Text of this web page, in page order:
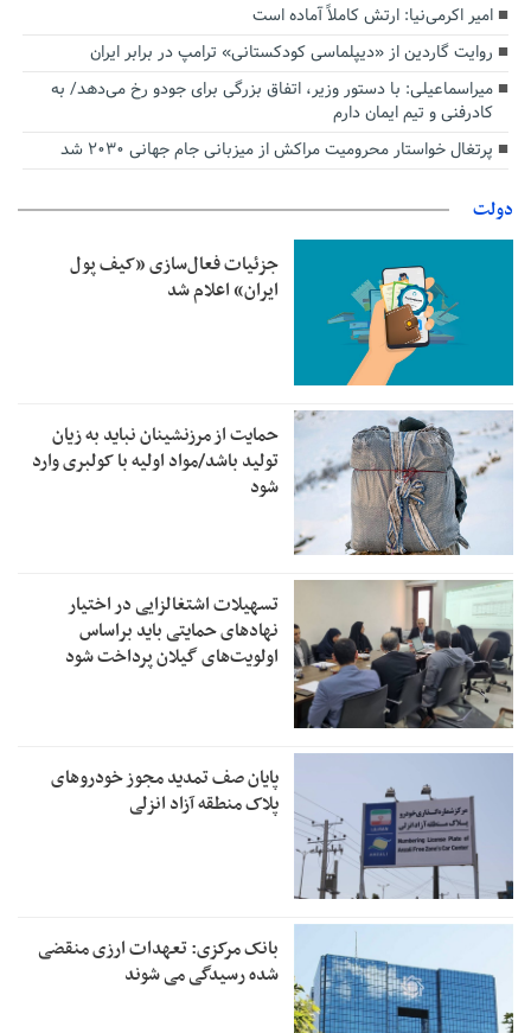
امیر اکرمی‌نیا: ارتش کاملاً آماده است
روایت گاردین از «دیپلماسی کودکستانی» ترامپ در برابر ایران
میراسماعیلی: با دستور وزیر، اتفاق بزرگی برای جودو رخ می‌دهد/ به
کادرفنی و تیم ایمان دارم
پرتغال خواستار محرومیت مراکش از میزبانی جام جهانی ۲۰۳۰ شد
دولت
جزئیات فعال‌سازی «کیف پول
ایران» اعلام شد
حمایت از مرزنشینان نباید به زیان
تولید باشد/مواد اولیه با کولبری وارد
شود
تسهیلات اشتغالزایی در اختیار
نهادهای حمایتی باید براساس
اولویت‌های گیلان پرداخت شود
پایان صف تمدید مجوز خودروهای
پلاک منطقه آزاد انزلی
بانک مرکزی: تعهدات ارزی منقضی
شده رسیدگی می شوند